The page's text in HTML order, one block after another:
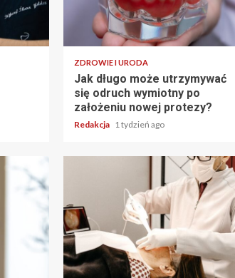
ZDROWIE I URODA
Jak długo może utrzymywać
się odruch wymiotny po
założeniu nowej protezy?
Redakcja 1 tydzień ago